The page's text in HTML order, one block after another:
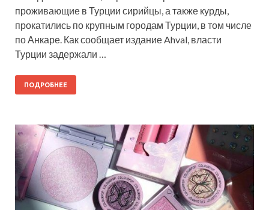
проживающие в Турции сирийцы, а также курды,
прокатились по крупным городам Турции, в том числе
по Анкаре. Как сообщает издание Ahval, власти
Турции задержали …
ПОДРОБНЕЕ